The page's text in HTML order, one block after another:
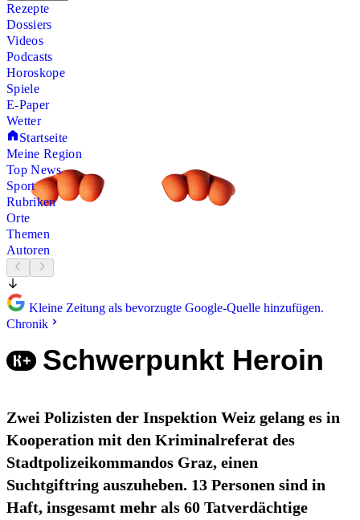
Rezepte
Dossiers
Videos
Podcasts
Horoskope
Spiele
E-Paper
Wetter
Startseite
Meine Region
Top News
Sport
Rubriken
Orte
Themen
Autoren
Kleine Zeitung als bevorzugte Google-Quelle hinzufügen.
Chronik
Schwerpunkt Heroin
Zwei Polizisten der Inspektion Weiz gelang es in
Kooperation mit den Kriminalreferat des
Stadtpolizeikommandos Graz, einen
Suchtgiftring auszuheben. 13 Personen sind in
Haft, insgesamt mehr als 60 Tatverdächtige